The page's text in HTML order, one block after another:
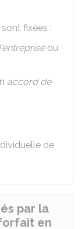
fixées :
ou
accord de
de
par la
en